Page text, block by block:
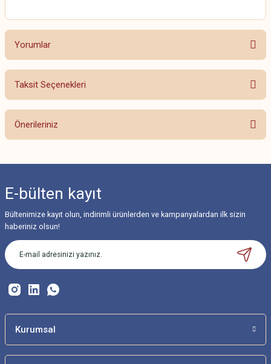
Yorumlar
Bu ürüne ilk yorumu siz yapın!
Taksit Seçenekleri
Önerileriniz
Görüş ve önerileriniz için teşekkür ederiz.
Ürün resmi kalitesiz, bozuk veya görüntülenemiyor.
Ürün açıklamasında eksik bilgiler bulunuyor.
Ürün bilgilerinde hatalar bulunuyor.
Bu ürüne benzer farklı alternatifler olmalı.
E-bülten kayıt
Bültenimize kayıt olun, indirimli ürünlerden ve kampanyalardan ilk sizin
haberiniz olsun!
Kurumsal